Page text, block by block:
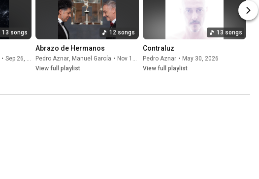
13 songs
•
12 songs
Abrazo de Hermanos
Pedro Aznar Manuel García •
View full playlist
13 songs
Contraluz
Pedro Aznar • May 30, 2026
View full playlist